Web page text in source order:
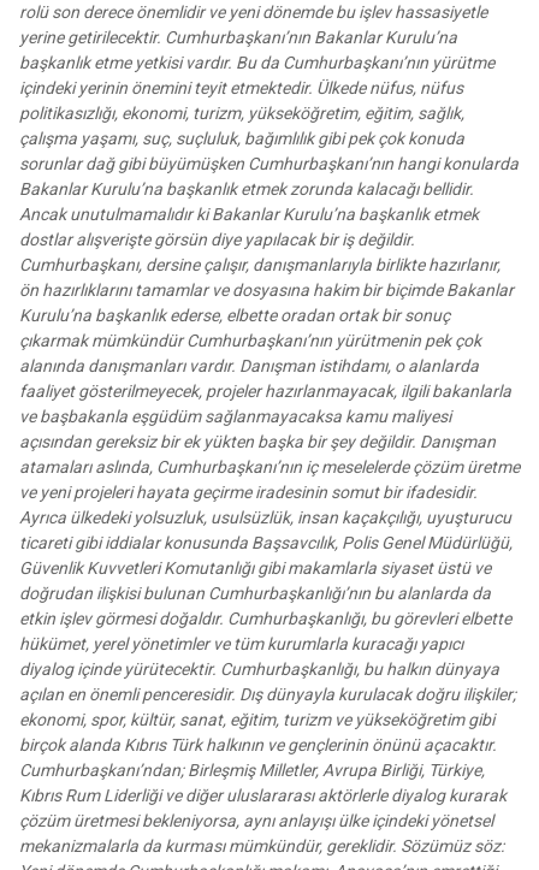
rolü son derece önemlidir ve yeni dönemde bu işlev hassasiyetle
yerine getirilecektir. Cumhurbaşkanı’nın Bakanlar Kurulu’na
başkanlık etme yetkisi vardır. Bu da Cumhurbaşkanı’nın yürütme
içindeki yerinin önemini teyit etmektedir. Ülkede nüfus, nüfus
politikasızlığı, ekonomi, turizm, yükseköğretim, eğitim, sağlık,
çalışma yaşamı, suç, suçluluk, bağımlılık gibi pek çok konuda
sorunlar dağ gibi büyümüşken Cumhurbaşkanı’nın hangi konularda
Bakanlar Kurulu’na başkanlık etmek zorunda kalacağı bellidir.
Ancak unutulmamalıdır ki Bakanlar Kurulu’na başkanlık etmek
dostlar alışverişte görsün diye yapılacak bir iş değildir.
Cumhurbaşkanı, dersine çalışır, danışmanlarıyla birlikte hazırlanır,
ön hazırlıklarını tamamlar ve dosyasına hakim bir biçimde Bakanlar
Kurulu’na başkanlık ederse, elbette oradan ortak bir sonuç
çıkarmak mümkündür Cumhurbaşkanı’nın yürütmenin pek çok
alanında danışmanları vardır. Danışman istihdamı, o alanlarda
faaliyet gösterilmeyecek, projeler hazırlanmayacak, ilgili bakanlarla
ve başbakanla eşgüdüm sağlanmayacaksa kamu maliyesi
açısından gereksiz bir ek yükten başka bir şey değildir. Danışman
atamaları aslında, Cumhurbaşkanı’nın iç meselelerde çözüm üretme
ve yeni projeleri hayata geçirme iradesinin somut bir ifadesidir.
Ayrıca ülkedeki yolsuzluk, usulsüzlük, insan kaçakçılığı, uyuşturucu
ticareti gibi iddialar konusunda Başsavcılık, Polis Genel Müdürlüğü,
Güvenlik Kuvvetleri Komutanlığı gibi makamlarla siyaset üstü ve
doğrudan ilişkisi bulunan Cumhurbaşkanlığı’nın bu alanlarda da
etkin işlev görmesi doğaldır. Cumhurbaşkanlığı, bu görevleri elbette
hükümet, yerel yönetimler ve tüm kurumlarla kuracağı yapıcı
diyalog içinde yürütecektir. Cumhurbaşkanlığı, bu halkın dünyaya
açılan en önemli penceresidir. Dış dünyayla kurulacak doğru ilişkiler;
ekonomi, spor, kültür, sanat, eğitim, turizm ve yükseköğretim gibi
birçok alanda Kıbrıs Türk halkının ve gençlerinin önünü açacaktır.
Cumhurbaşkanı’ndan; Birleşmiş Milletler, Avrupa Birliği, Türkiye,
Kıbrıs Rum Liderliği ve diğer uluslararası aktörlerle diyalog kurarak
çözüm üretmesi bekleniyorsa, aynı anlayışı ülke içindeki yönetsel
mekanizmalarla da kurması mümkündür, gereklidir. Sözümüz söz: